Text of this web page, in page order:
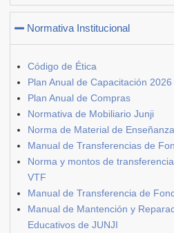
Normativa Institucional
Código de Ética
Plan Anual de Capacitación 2026
Plan Anual de Compras
Normativa de Mobiliario Junji
Norma de Material de Enseñanza
Manual de Transferencias de
Norma y montos de
VTF
Manual de Transferencia de
Manual de Mantención y
Educativos de JUNJI